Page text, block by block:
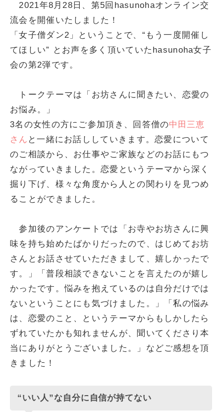
2021年8月28日、第5回hasunohaオンライン交
流会を開催いたしました！
「女子僧ダン2」ということで、“もう一度開催し
てほしい” とお声を多く頂いていたhasunoha女子
会の第2弾です。
トークテーマは「お坊さんに聞きたい、恋愛の
お悩み。」
3名の女性の方にご参加頂き、回答僧の中田三恵
さん と一緒にお話ししていきます。恋愛について
のご相談から、お仕事やご家族などのお話にもつ
ながっていきました。恋愛というテーマから深く
掘り下げ、様々な角度から人との関わりを見つめ
ることができました。
参加後のアンケートでは「お寺やお坊さんに興
味を持ち始めたばかりだったので、はじめてお坊
さんとお話させていただきまして、嬉しかったで
す。」「普段相談できないことを言えたのが嬉し
かったです。悩みを抱えているのは自分だけでは
ないということにも気づけました。」「私の悩み
は、恋愛のこと、というテーマからもしかしたら
ずれていたかも知れませんが、聞いてくださり本
当にありがとうございました。」などご感想を頂
きました！
“いい人”な自分に自信が持てない